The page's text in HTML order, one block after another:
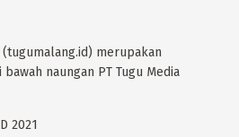
merupakan
naungan PT Tugu Media